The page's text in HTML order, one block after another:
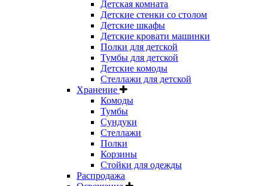
Детская комната
Детские стенки со столом
Детские шкафы
Детские кровати машинки
Полки для детской
Тумбы для детской
Детские комоды
Стеллажи для детской
Хранение
Комоды
Тумбы
Сундуки
Стеллажи
Полки
Корзины
Стойки для одежды
Распродажа